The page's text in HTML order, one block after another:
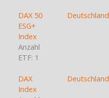
DAX 50
ESG+
Index
Anzahl
ETF: 1
Deutschland
DAX
Index
Deutschland